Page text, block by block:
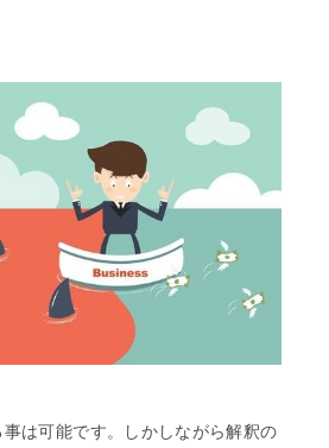
は可能です。しかしながら解釈の